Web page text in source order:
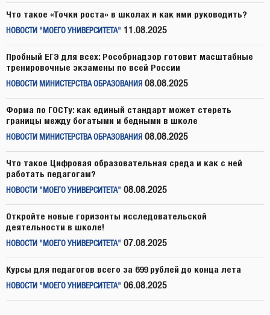
Что такое «Точки роста» в школах и как ими руководить?
НОВОСТИ "МОЕГО УНИВЕРСИТЕТА" 11.08.2025
Пробный ЕГЭ для всех: Рособрнадзор готовит масштабные
тренировочные экзамены по всей России
НОВОСТИ МИНИСТЕРСТВА ОБРАЗОВАНИЯ 08.08.2025
Форма по ГОСТу: как единый стандарт может стереть
границы между богатыми и бедными в школе
НОВОСТИ МИНИСТЕРСТВА ОБРАЗОВАНИЯ 08.08.2025
Что такое Цифровая образовательная среда и как с ней
работать педагогам?
НОВОСТИ "МОЕГО УНИВЕРСИТЕТА" 08.08.2025
Откройте новые горизонты исследовательской
деятельности в школе!
НОВОСТИ "МОЕГО УНИВЕРСИТЕТА" 07.08.2025
Курсы для педагогов всего за 699 рублей до конца лета
НОВОСТИ "МОЕГО УНИВЕРСИТЕТА" 06.08.2025